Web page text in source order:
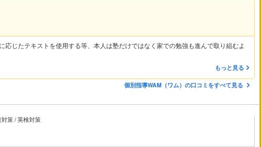
じたテキストを使用する等、本人は塾だけではなく家での勉強も進んで取り組むよ
もっと見る
個別指導WAM（ワム）の口コミをすべて見る
策 / 英検対策